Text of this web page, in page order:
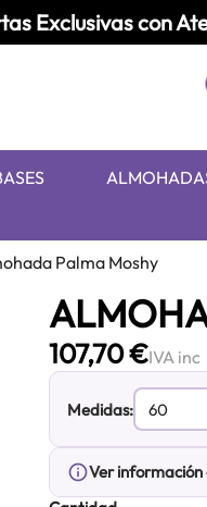
Exclusivas con
Palma Moshy
107,70 €IVA inc
Medidas:
info_outlineVer